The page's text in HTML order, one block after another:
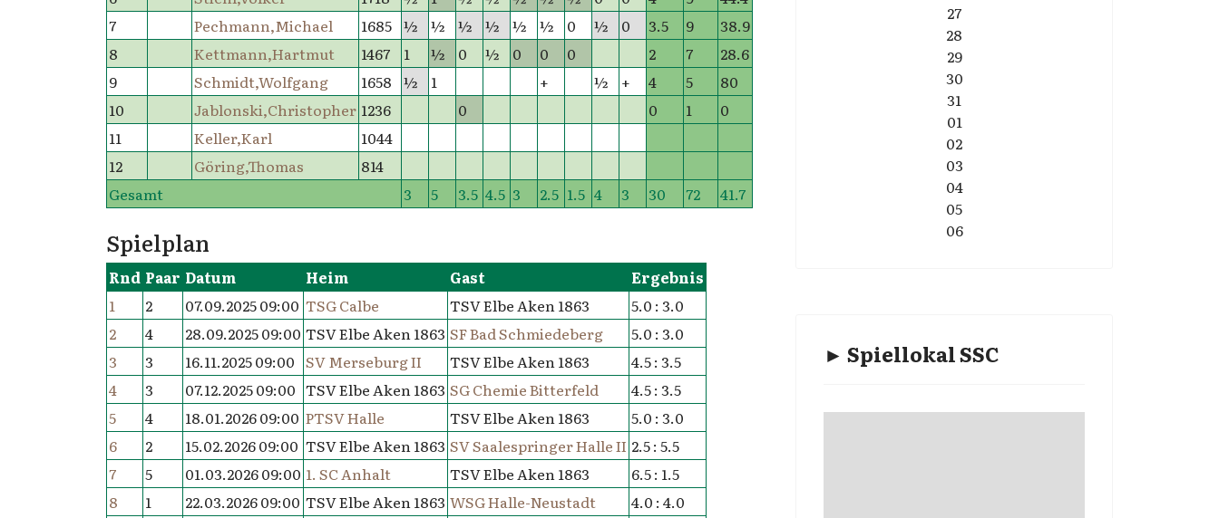
7
Pechmann,Michael 1685 ½ ½ ½ ½ ½ ½ 0 ½ 0 3.5 9
38.9
8
Kettmann,Hartmut 1467 1 ½ 0 ½ 0 0 0 2 7
28.6
9
Schmidt,Wolfgang 1658 ½ 1 + ½ + 4 5
80
10
Jablonski,Christopher 1236 0 0 1
0
11
Keller,Karl
1044
12
Göring,Thomas
814
Gesamt
3 5 3.5 4.5 3 2.5 1.5 4 3 30 72 41.7
Spielplan
Rnd Paar Datum Heim Gast
Ergebnis
1
2 07.09.2025 09:00 TSG Calbe TSV Elbe Aken 1863
5.0 : 3.0
2
4 28.09.2025 09:00 TSV Elbe Aken 1863 SF Bad Schmiedeberg
5.0 : 3.0
3
3 16.11.2025 09:00 SV Merseburg II TSV Elbe Aken 1863
4.5 : 3.5
4
3 07.12.2025 09:00 TSV Elbe Aken 1863 SG Chemie Bitterfeld
4.5 : 3.5
5
4 18.01.2026 09:00 PTSV Halle TSV Elbe Aken 1863
5.0 : 3.0
6
2 15.02.2026 09:00 TSV Elbe Aken 1863 SV Saalespringer Halle II 2.5 : 5.5
7
5 01.03.2026 09:00 1. SC Anhalt TSV Elbe Aken 1863
6.5 : 1.5
8
1 22.03.2026 09:00 TSV Elbe Aken 1863 WSG Halle-Neustadt 4.0 : 4.0
27
28
29
30
31
01
02
03
04
05
06
► Spiellokal SSC